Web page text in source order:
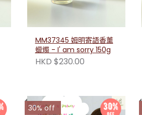
MM37345 姆明寄語香薰
蠟燭 - I' am sorry 150g
HKD $230.00
30% off